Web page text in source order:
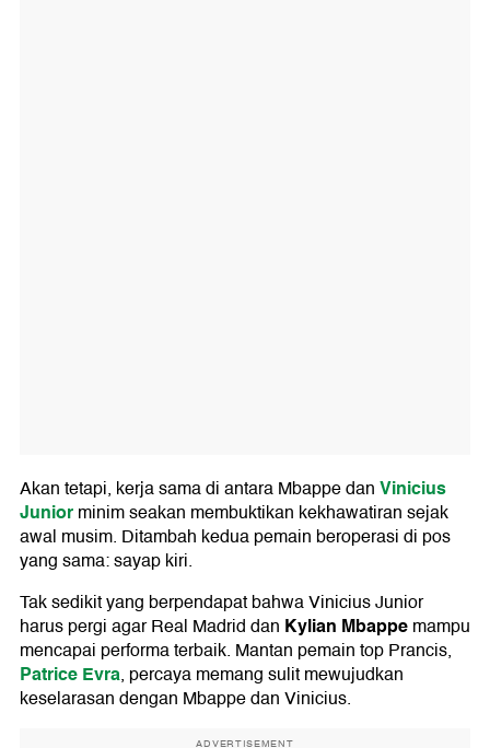
Akan tetapi, kerja sama di antara Mbappe danVinicius
Juniorminim seakan membuktikan kekhawatiran sejak
awal musim. Ditambah kedua pemain beroperasi di pos
yang sama: sayap kiri.
Tak sedikit yang berpendapat bahwa Vinicius Junior
harus pergi agar Real Madrid dan Kylian Mbappemampu
mencapai performa terbaik. Mantan pemain top Prancis,
Patrice Evra, percaya memang sulit mewujudkan
keselarasan dengan Mbappe dan Vinicius.
ADVERTISEMENT